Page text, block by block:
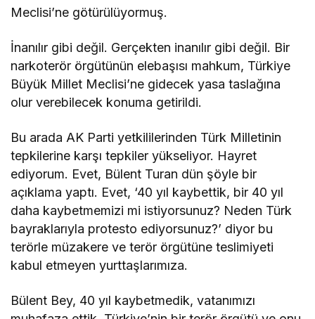
Meclisi’ne götürülüyormuş.
İnanılır gibi değil. Gerçekten inanılır gibi değil. Bir
narkoterör örgütünün elebaşısı mahkum, Türkiye
Büyük Millet Meclisi’ne gidecek yasa taslağına
olur verebilecek konuma getirildi.
Bu arada AK Parti yetkililerinden Türk Milletinin
tepkilerine karşı tepkiler yükseliyor. Hayret
ediyorum. Evet, Bülent Turan dün şöyle bir
açıklama yaptı. Evet, ‘40 yıl kaybettik, bir 40 yıl
daha kaybetmemizi mi istiyorsunuz? Neden Türk
bayraklarıyla protesto ediyorsunuz?’ diyor bu
terörle müzakere ve terör örgütüne teslimiyeti
kabul etmeyen yurttaşlarımıza.
Bülent Bey, 40 yıl kaybetmedik, vatanımızı